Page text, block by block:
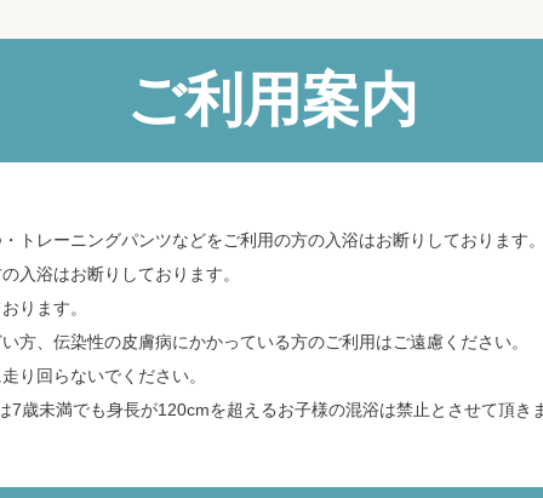
ご利用案内
トレーニングパンツなどをご利用の方の入浴はお断りしております
入浴はお断りしております。
ります。
方、伝染性の皮膚病にかかっている方のご利用はご遠慮ください。
り回らないでください。
7歳未満でも身長が120cmを超えるお子様の混浴は禁止とさせて頂き